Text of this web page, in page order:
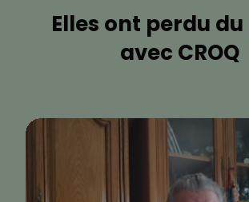
Elles ont perdu
avec CROQ